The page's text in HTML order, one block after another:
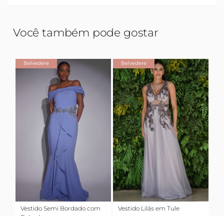
Você também pode gostar
Belvedere
Vestido Semi Bordado com
Belvedere
Vestido Lilás em Tule